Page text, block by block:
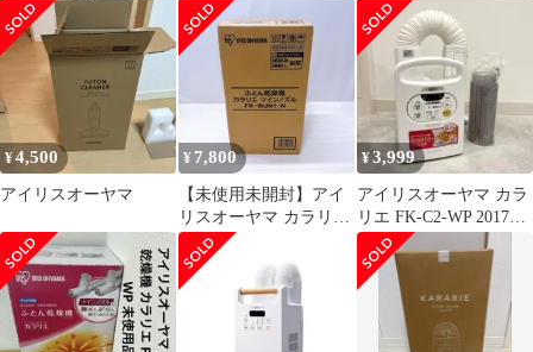
FK-W1 ダニ対策 動作
確認済
ンノズル FK-W2-W
機 ＦＫ-Ｃ2-ＷＰ
¥4,500
アイリスオーヤマ
¥ 7,800
【未使用未開封】アイ
リスオーヤマ カラリエ
FK-WJN1-N ツインノズ
ル
¥3,999
アイリスオーヤマ カラ
リエ FK-C2-WP 2017年
製